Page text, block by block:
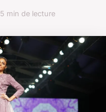
5 min de lecture